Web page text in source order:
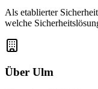
Als etablierter
welche
Über Ulm